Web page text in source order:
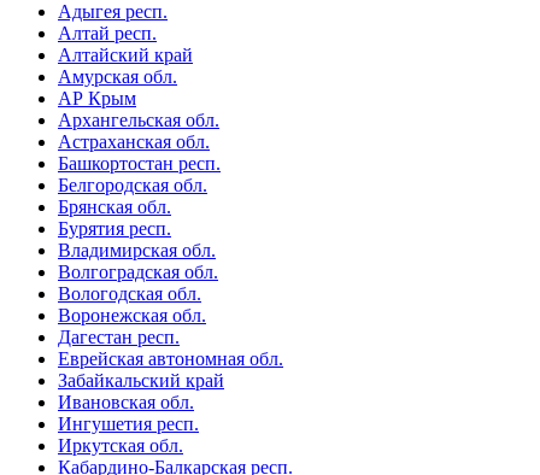
Адыгея респ.
Алтай респ.
Алтайский край
Амурская обл.
АР Крым
Архангельская обл.
Астраханская обл.
Башкортостан респ.
Белгородская обл.
Брянская обл.
Бурятия респ.
Владимирская обл.
Волгоградская обл.
Вологодская обл.
Воронежская обл.
Дагестан респ.
Еврейская автономная обл.
Забайкальский край
Ивановская обл.
Ингушетия респ.
Иркутская обл.
Кабардино-Балкарская респ.